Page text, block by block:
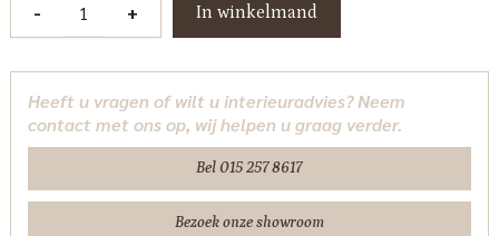
-
Bijzettafel
olijfbruin
cm
Living
+ In winkelmand
Heeft u vragen of wilt u interieuradvies? Neem
contact met ons op, wij helpen u graag verder.
Bel 015 257 8617
Bezoek onze showroom